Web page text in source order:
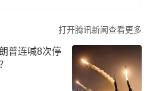
打开腾讯新闻查看更多
普连喊8次停